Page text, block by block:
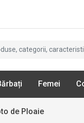
Femei
de Ploaie